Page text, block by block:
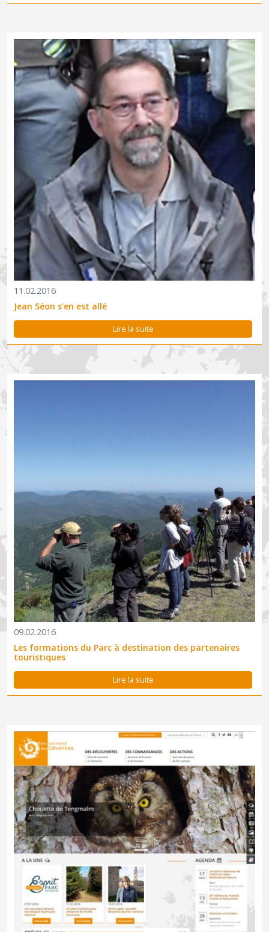
11.02.2016
Jean Séon s’en est allé
Lire la suite
Les professionnels du tourisme partenaires bénéficieront cette
professionnels du tourisme partenaires du territoire...
09.02.2016
Les formations du Parc à destination des partenaires
touristiques
Lire la suite